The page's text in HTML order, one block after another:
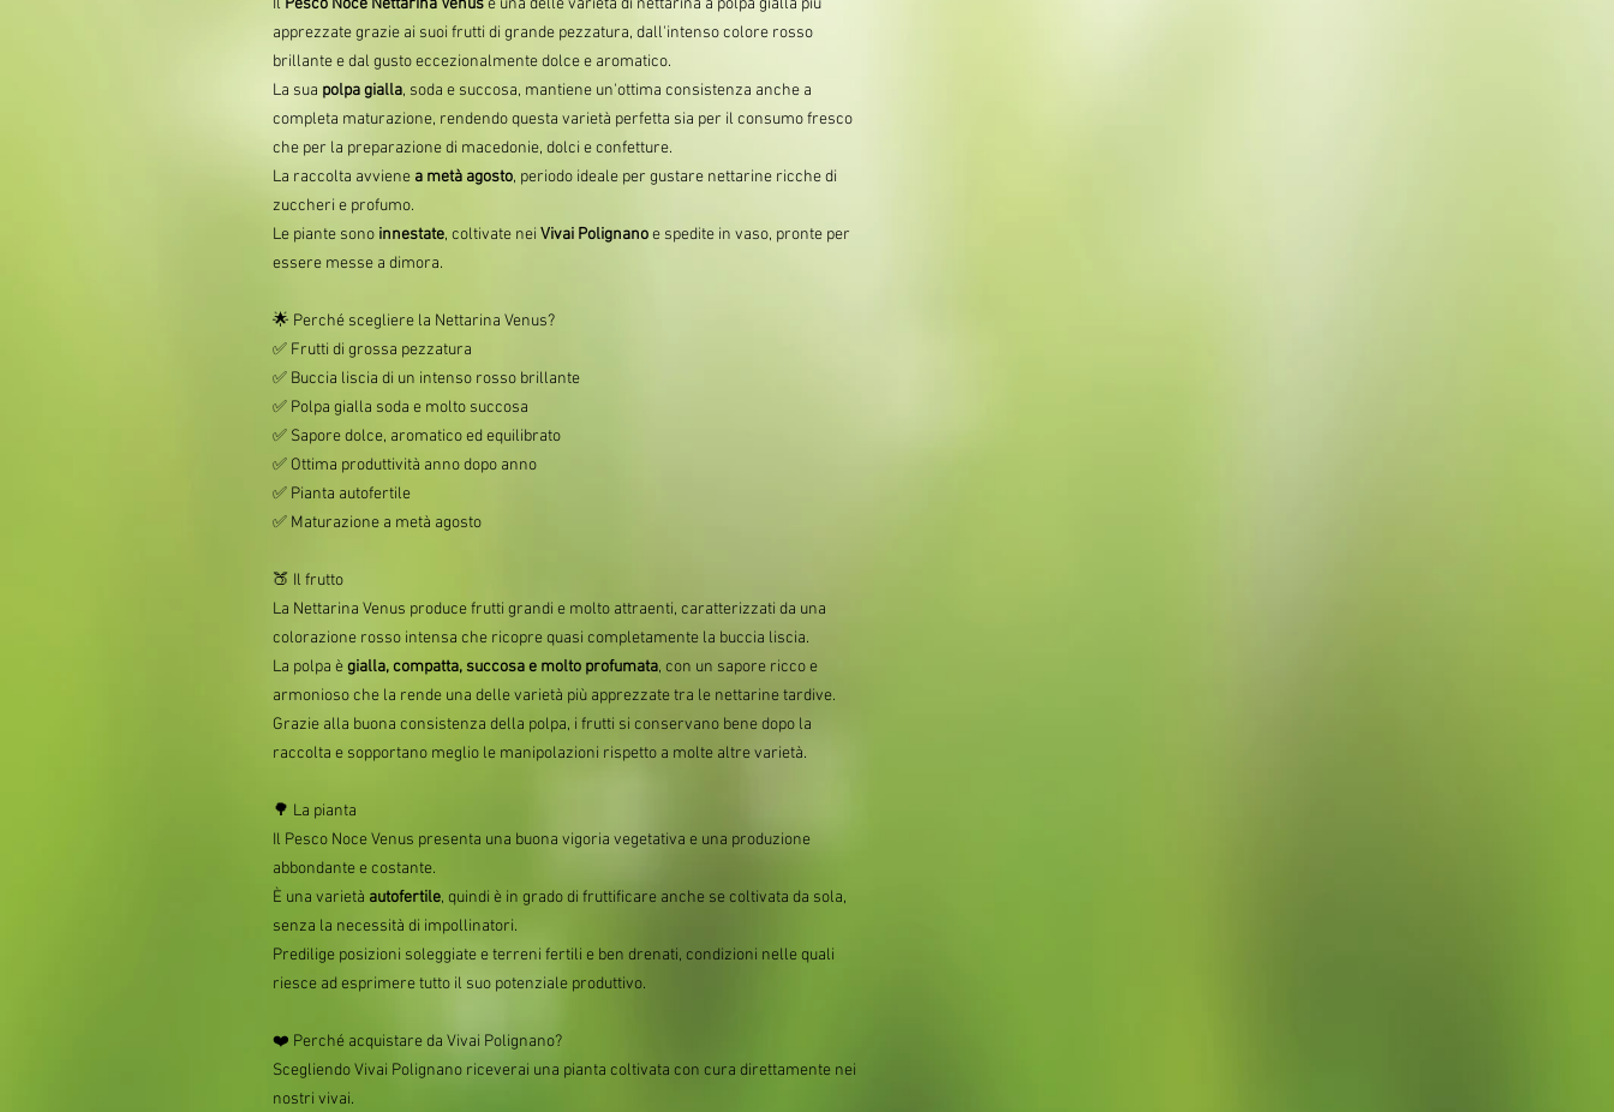
Il Pesco Noce Nettarina Venusè una delle varietà di nettarina a polpa gialla più
apprezzate grazie ai suoi frutti di grande pezzatura, dall'intenso colore rosso
brillante e dal gusto eccezionalmente dolce e aromatico.
La sua polpa gialla, soda e succosa, mantiene un'ottima consistenza anche a
completa maturazione, rendendo questa varietà perfetta sia per il consumo fresco
che per la preparazione di macedonie, dolci e confetture.
La raccolta avviene a metà agosto, periodo ideale per gustare nettarine ricche di
zuccheri e profumo.
Le piante sono innestate, coltivate nei Vivai Polignanoe spedite in vaso, pronte per
essere messe a dimora.
🌟 Perché scegliere la Nettarina Venus?
✅ Frutti di grossa pezzatura
✅ Buccia liscia di un intenso rosso brillante
✅ Polpa gialla soda e molto succosa
✅ Sapore dolce, aromatico ed equilibrato
✅ Ottima produttività anno dopo anno
✅ Pianta autofertile
✅ Maturazione a metà agosto
🍑 Il frutto
La Nettarina Venus produce frutti grandi e molto attraenti, caratterizzati da una
colorazione rosso intensa che ricopre quasi completamente la buccia liscia.
La polpa ègialla, compatta, succosa e molto profumata, con un sapore ricco e
armonioso che la rende una delle varietà più apprezzate tra le nettarine tardive.
Grazie alla buona consistenza della polpa, i frutti si conservano bene dopo la
raccolta e sopportano meglio le manipolazioni rispetto a molte altre varietà.
🌳 La pianta
Il Pesco Noce Venus presenta una buona vigoria vegetativa e una produzione
abbondante e costante.
È una varietà autofertile, quindi è in grado di fruttificare anche se coltivata da sola,
senza la necessità di impollinatori.
Predilige posizioni soleggiate e terreni fertili e ben drenati, condizioni nelle quali
riesce ad esprimere tutto il suo potenziale produttivo.
❤️ Perché acquistare da Vivai Polignano?
Scegliendo Vivai Polignano riceverai una pianta coltivata con cura direttamente nei
nostri vivai.